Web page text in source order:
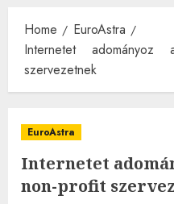
Home
EuroAstra
Internetet
szervezetnek
EuroAstra
Internetet
non-profit